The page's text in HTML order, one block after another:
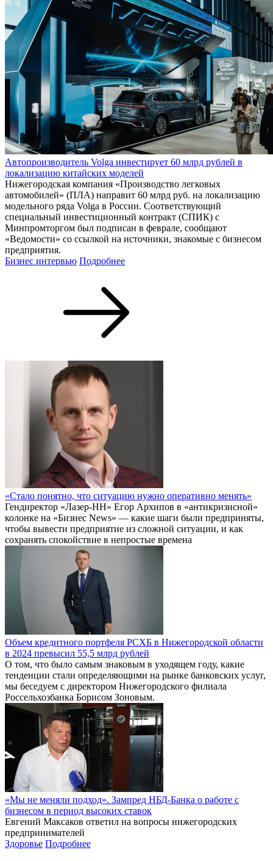
Автопроизводитель Volga инвестирует 60 млрд рублей в
локализацию китайских моделей
Нижегородская компания «Производство легковых
автомобилей» (ПЛА) направит 60 млрд руб. на локализацию
модельного ряда Volga в России. Соответствующий
специальный инвестиционный контракт (СПИК) с
Минпромторгом был подписан в феврале, сообщают
«Ведомости» со ссылкой на источники, знакомые с бизнесом
предприятия.
Бизнес интервью Подробнее
«Стало понятно, что ситуацию нужно оперативно менять»
Гендиректор «Лазер-НН» Егор Архипов в «антикризисной»
колонке на «Бизнес News» — какие шаги были предприняты,
чтобы вывести предприятие из сложной ситуации, и как
сохранять спокойствие в непростые времена
Объем кредитного портфеля РСХБ в Нижегородской области
в 2024 превысил 55,5 млрд рублей
О том, что было самым знаковым в уходящем году, какие
тенденции стали определяющими на рынке банковских услуг,
мы беседуем с директором Нижегородского филиала
Россельхозбанка Борисом Зоновым.
«Мы не меняли подход». Зампред НБД-Банка о работе с
бизнесом в период высоких ставок
Евгений Максаков ответил на вопросы нижегородских
предпринимателей
Здоровье Подробнее